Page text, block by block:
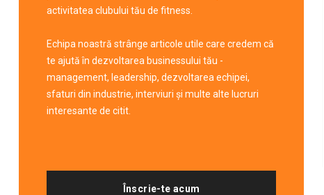
activitatea clubului tău de fitness.
Echipa noastră strânge articole utile care credem că
te ajută în dezvoltarea businessului tău -
management, leadership, dezvoltarea echipei,
sfaturi din industrie, interviuri și multe alte lucruri
interesante de citit.
Înscrie-te acum